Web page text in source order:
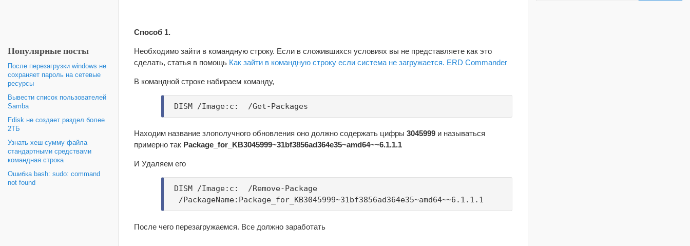
Популярные посты
После перезагрузки windows не
сохраняет пароль на сетевые
ресурсы
Вывести список пользователей
Samba
Fdisk не создает раздел более
2ТБ
Узнать хеш сумму файла
стандартными средствами
командная строка
Ошибка bash: sudo: command
not found
Способ 1.
Необходимо зайти в командную строку. Если в сложившихся условиях вы не представляете как это
сделать, статья в помощь Как зайти в командную строку если система не загружается. ERD Commander
В командной строке набираем команду,
DISM /Image:c: /Get-Packages
Находим название злополучного обновления оно должно содержать цифры 3045999 и называться
примерно так Package for KB3045999~31bf3856ad364e35~amd64~~6.1.1.1
И Удаляем его
DISM /Image:c: /Remove-Package
/PackageName:Package_for_KB3045999~31bf3856ad364e35~amd64~~6.1.1.1
После чего перезагружаемся. Все должно заработать